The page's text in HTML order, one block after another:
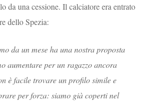
da una cessione. Il calciatore era entrato
dello Spezia:
da un mese ha una nostra proposta
aumentare per un ragazzo ancora
è facile trovare un profilo simile e
per forza: siamo già coperti nel